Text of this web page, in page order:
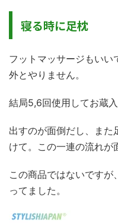
寝る時に足枕
フットマッサージもいい
外とやりません。
結局5,6回使用してお蔵入
出すのが面倒だし、また
けて。この一連の流れが
この商品ではないです
ってました。